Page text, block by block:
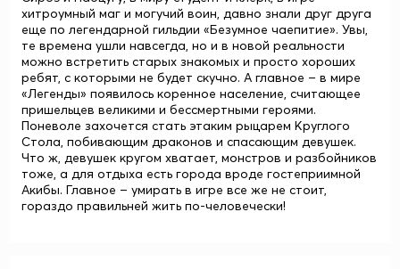
хитроумный маг и могучий воин, давно знали друг друга
еще по легендарной гильдии «Безумное чаепитие». Увы,
те времена ушли навсегда, но и в новой реальности
можно встретить старых знакомых и просто хороших
ребят, с которыми не будет скучно. А главное – в мире
«Легенды» появилось коренное население, считающее
пришельцев великими и бессмертными героями.
Поневоле захочется стать этаким рыцарем Круглого
Стола, побивающим драконов и спасающим девушек.
Что ж, девушек кругом хватает, монстров и разбойников
тоже, а для отдыха есть города вроде гостеприимной
Акибы. Главное – умирать в игре все же не стоит,
гораздо правильней жить по-человечески!